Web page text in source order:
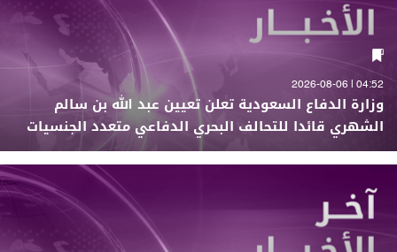
04:52 | 2026-08-06
وزارة الدفاع السعودية تعلن تعيين عبد الله بن سالم
الشهري قائدا للتحالف البحري الدفاعي متعدد الجنسيات